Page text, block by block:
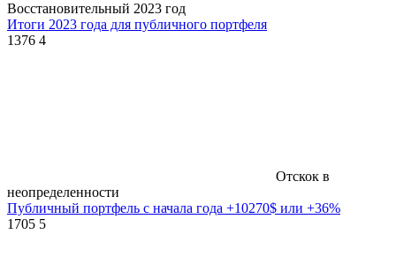
Восстановительный 2023 год
Итоги 2023 года для публичного портфеля
1376 4
Отскок в
неопределенности
Публичный портфель с начала года +10270$ или +36%
1705 5